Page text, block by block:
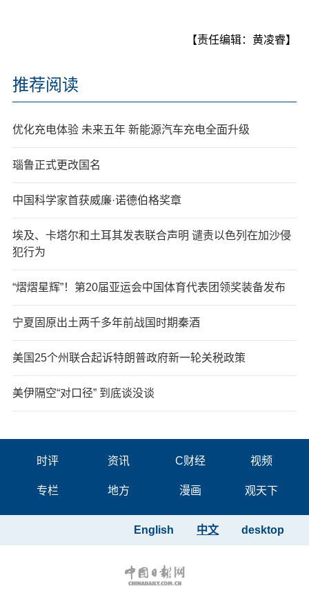
【责任编辑：黄凌睿】
推荐阅读
优化充电体验 未来五年 新能源汽车充电全面升级
瑙鲁正式更改国名
中国科学家首获威廉·诺德伯格奖章
埃及、卡塔尔和土耳其发表联合声明 谴责以色列在加沙侵
犯行为
“熠熠星辉”！第20届亚运会中国体育代表团领奖装备发布
宁夏固原出土两千多年前战国时期秦酒
美国25个州联合起诉特朗普政府新一轮关税政策
美伊隔空“对口径” 到底谈没谈
时评 资讯 C财经 视频
专栏 地方 漫画 观天下
desktop
中文
English